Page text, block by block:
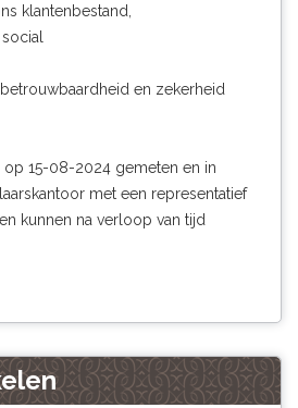
klantenbestand,
en zekerheid
op 15-08-2024 gemeten en in
met een representatief
kunnen na verloop van tijd